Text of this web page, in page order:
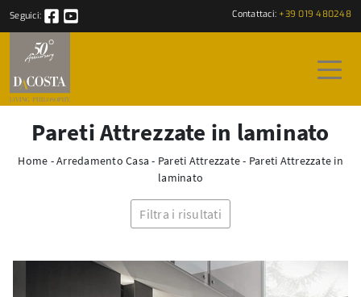
Seguici: Contattaci: +39 019 480248
Pareti Attrezzate in laminato
Home -Arredamento Casa - Pareti Attrezzate- Pareti Attrezzate in
laminato
Filtra i risultati